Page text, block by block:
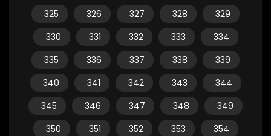
325
326 327 328
329
330
331 332 333
334
335
336 337 338
339
340
341 342 343
344
345
346 347 348
349
350
351 352 353
354